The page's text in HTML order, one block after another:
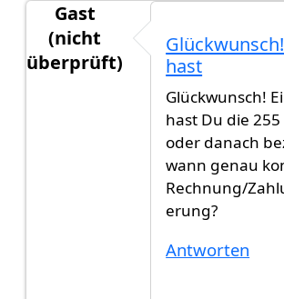
Gast
(nicht
überprüft)
Heute habe ich die
hast
Glückwunsch!
hast Du die
oder danach
wann genau
Rechnung/
erung?
Antworten